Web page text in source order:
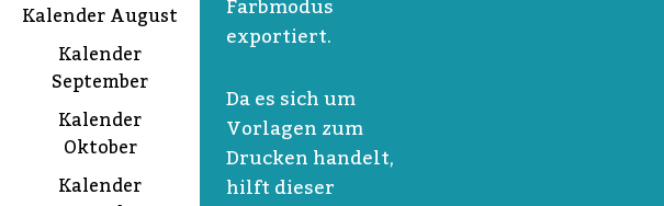
Kalender August
Kalender
September
Kalender
Oktober
Kalender
Farbmodus
exportiert.
Da es sich um
Vorlagen zum
Drucken handelt,
hilft dieser